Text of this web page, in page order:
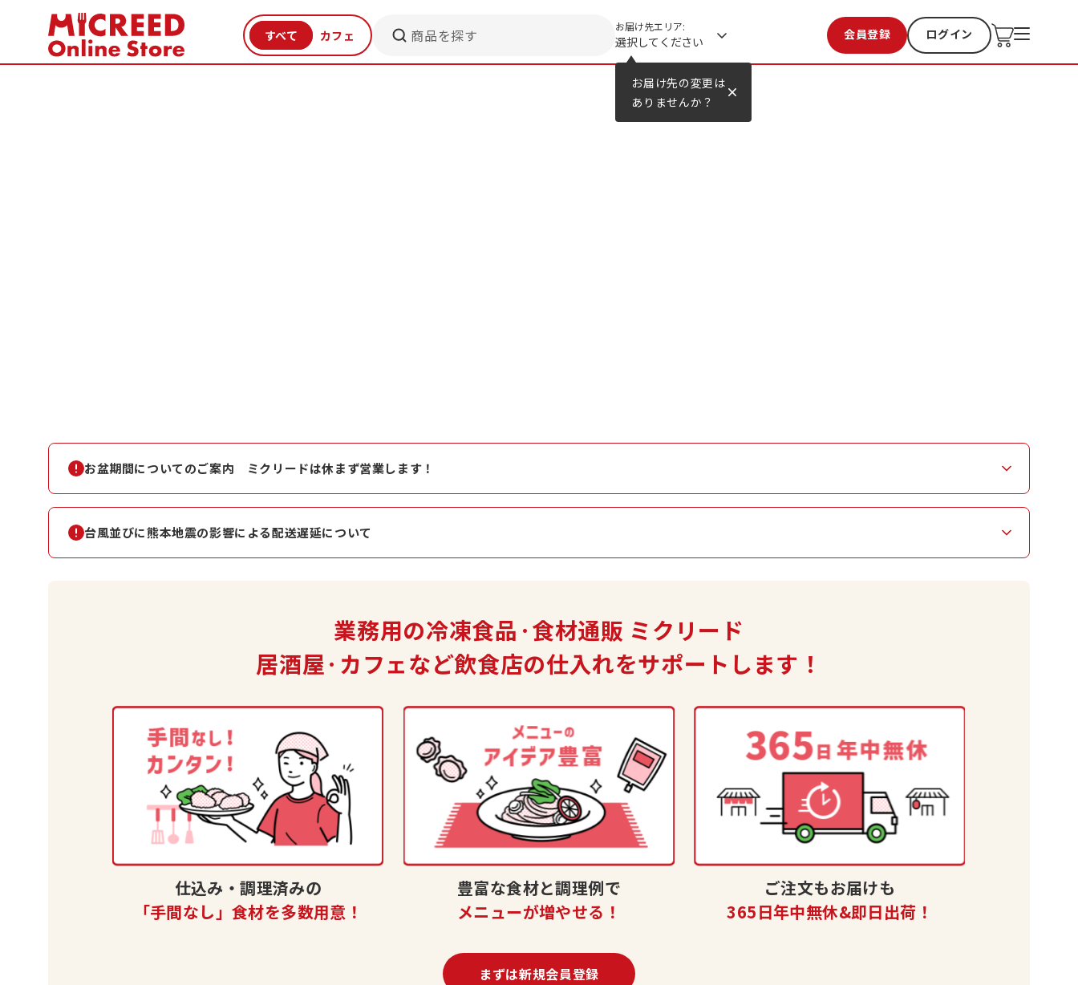
お届け先の変更は
ありませんか？
商品を探す お届け先エリア:
選択してください 会員登録 ログイン
お気に入り 過去購入
お盆期間についてのご案内 ミクリードは休まず営業します！
台風並びに熊本地震の影響による配送遅延について
業務用の冷凍食品·食材通販 ミクリード
居酒屋·カフェなど飲食店の仕入れをサポートします！
仕込み・調理済みの
「手間なし」食材を多数用意！
豊富な食材と調理例で
メニューが増やせる！
ご注文もお届けも
365日年中無休&即日出荷！
まずは新規会員登録